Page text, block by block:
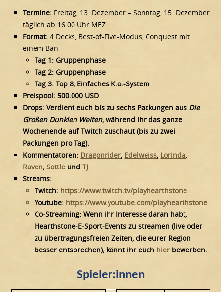
Termine: Freitag, 13. Dezember – Sonntag, 15. Dezember
täglich ab 16:00 Uhr MEZ
Format:4 Decks, Best-of-Five-Modus, Conquest mit
einem Ban
Tag 1: Gruppenphase
Tag 2: Gruppenphase
Tag 3: Top 8, Einfaches K.o.-System
Preispool: 500.000 USD
Drops: Verdient euch bis zusechs Packungen aus Die
Großen Dunklen Weiten, während ihr das ganze
Wochenende auf Twitch zuschaut (bis zu zwei
Packungen pro Tag).
Kommentatoren: Dragonrider, Edelweiss, Lorinda,
Raven,Sottle undTJ
Streams:
Twitch: https://www.twitch.tv/playhearthstone
Youtube: https://www.youtube.com/playhearthstone
Co-Streaming: Wenn ihr Interesse daran habt,
Hearthstone-E-Sport-Events zu streamen (live oder
zu übertragungsfreien Zeiten, die eurer Region
besser entsprechen), könnt ihr euch hier bewerben.
Spieler:innen